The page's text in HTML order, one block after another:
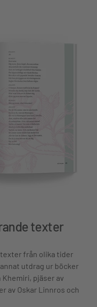
texter
texter från olika tider
utdrag ur böcker
Khemiri, pjäser av
av Oskar Linnros och